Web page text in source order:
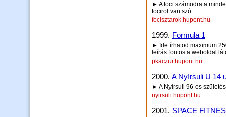
► A foci számodra a
focirol van szó
focisztarok.hupont.hu
1999. Formula 1
► Ide írhatod maximum
leírás fontos a weboldal
pkaczur.hupont.hu
2000. A Nyírsuli U 14
► A Nyírsuli 96-os
nyirsuli.hupont.hu
2001. SPACE